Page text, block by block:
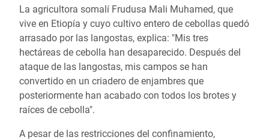
La agricultora somalí Frudusa Mali Muhamed, que
vive en Etiopía y cuyo cultivo entero de cebollas quedó
arrasado por las langostas, explica: "Mis tres
hectáreas de cebolla han desaparecido. Después del
ataque de las langostas, mis campos se han
convertido en un criadero de enjambres que
posteriormente han acabado con todos los brotes y
raíces de cebolla".
A pesar de las restricciones del confinamiento,